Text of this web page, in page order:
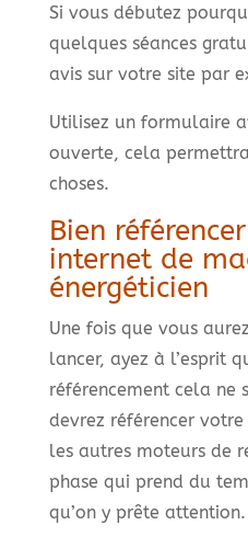
Si vous débutez
quelques séances
avis sur votre site par
Utilisez un formulaire
ouverte, cela
choses.
Bien
internet de
énergéticien
Une fois que vous
lancer, ayez à l’esprit
référencement cela ne
devrez référencer
les autres moteurs de
phase qui prend du
qu’on y prête attention.